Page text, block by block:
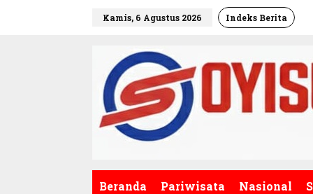
Kamis, 6 Agustus 2026 Indeks Berita
Beranda Pariwisata Nasional